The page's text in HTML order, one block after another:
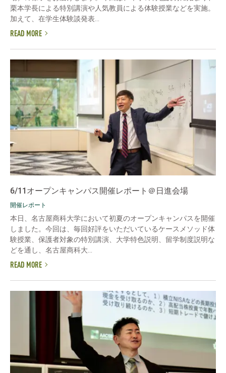
栗本学長による特別講演や人気教員による体験授業などを実施。
加えて、在学生体験談発表...
READ MORE
6/11オープンキャンパス開催レポート＠日進会場
開催レポート
本日、名古屋商科大学において初夏のオープンキャンパスを開催
しました。今回は、毎回好評をいただいているケースメソッド体
験授業、保護者対象の特別講演、大学特色説明、留学制度説明な
どを通し、名古屋商科大...
READ MORE